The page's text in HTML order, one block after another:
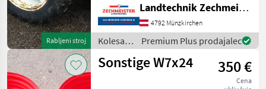
Rabljeni stroj
platišča Kolesa, platišča in
pnevmatike Druga kolesa,
platišča in pn
Landtechnik Zechmeister GmbH & Co KG
4792 Münzkirchen
Kolesa,
platišča
in
Premium Plus prodajalec
Sonstige W7x24 350 €
Cena